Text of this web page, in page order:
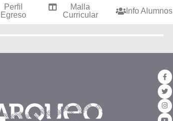
Perfil
Egreso
Malla
Curricular
Info Alumnos